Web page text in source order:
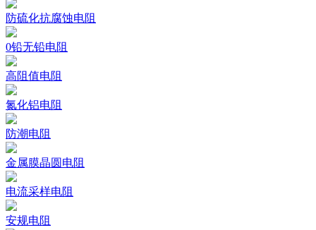
防硫化抗腐蚀电阻
0铅无铅电阻
高阻值电阻
氮化铝电阻
防潮电阻
金属膜晶圆电阻
电流采样电阻
安规电阻